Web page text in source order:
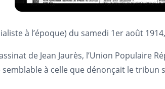
à l’époque) du samedi 1er août
de Jean Jaurès, l’Union
à celle que dénonçait le